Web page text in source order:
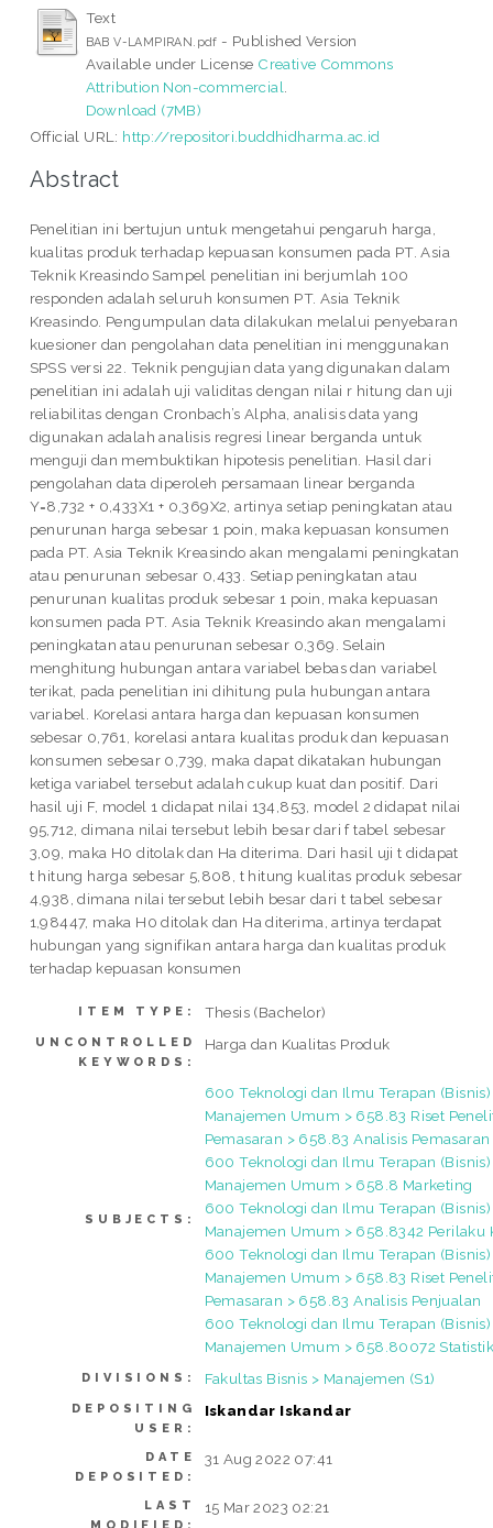
Text
BAB V-LAMPIRAN.pdf - Published Version
Available under License Creative Commons
Attribution Non-commercial
Download (7MB)
Official URL: http://repositori.buddhidharma.ac.id
Abstract
Penelitian ini bertujun untuk mengetahui pengaruh harga,
kualitas produk terhadap kepuasan konsumen pada PT. Asia
Teknik Kreasindo Sampel penelitian ini berjumlah 100
responden adalah seluruh konsumen PT. Asia Teknik
Kreasindo. Pengumpulan data dilakukan melalui penyebaran
kuesioner dan pengolahan data penelitian ini menggunakan
SPSS versi 22. Teknik pengujian data yang digunakan dalam
penelitian ini adalah uji validitas dengan nilai r hitung dan uji
reliabilitas dengan Cronbach’s Alpha, analisis data yang
digunakan adalah analisis regresi linear berganda untuk
menguji dan membuktikan hipotesis penelitian. Hasil dari
pengolahan data diperoleh persamaan linear berganda
Y=8,732 + 0,433X1 + 0,369X2, artinya setiap peningkatan atau
penurunan harga sebesar 1 poin, maka kepuasan konsumen
pada PT. Asia Teknik Kreasindo akan mengalami peningkatan
atau penurunan sebesar 0,433. Setiap peningkatan atau
penurunan kualitas produk sebesar 1 poin, maka kepuasan
konsumen pada PT. Asia Teknik Kreasindo akan mengalami
peningkatan atau penurunan sebesar 0,369. Selain
menghitung hubungan antara variabel bebas dan variabel
terikat, pada penelitian ini dihitung pula hubungan antara
variabel. Korelasi antara harga dan kepuasan konsumen
sebesar 0,761, korelasi antara kualitas produk dan kepuasan
konsumen sebesar 0,739, maka dapat dikatakan hubungan
ketiga variabel tersebut adalah cukup kuat dan positif. Dari
hasil uji F, model 1 didapat nilai 134,853, model 2 didapat nilai
95,712, dimana nilai tersebut lebih besar dari f tabel sebesar
3,09, maka H0 ditolak dan Ha diterima. Dari hasil uji t didapat
t hitung harga sebesar 5,808, t hitung kualitas produk sebesar
4,938, dimana nilai tersebut lebih besar dari t tabel sebesar
1,98447, maka H0 ditolak dan Ha diterima, artinya terdapat
hubungan yang signifikan antara harga dan kualitas produk
terhadap kepuasan konsumen
ITEM TYPE: Thesis (Bachelor)
UNCONTROLLED
KEYWORDS:
Harga dan Kualitas Produk
SUBJECTS:
600 Teknologi dan Ilmu Terapan
Manajemen Umum > 658.83 Riset
Pemasaran > 658.83 Analisis Pemasaran
600 Teknologi dan Ilmu Terapan
Manajemen Umum > 658.8 Marketing
600 Teknologi dan Ilmu Terapan
Manajemen Umum > 658.8342 Perilaku
600 Teknologi dan Ilmu Terapan
Manajemen Umum > 658.83 Riset
Pemasaran > 658.83 Analisis Penjualan
600 Teknologi dan Ilmu Terapan
Manajemen Umum > 658.80072
DIVISIONS: Fakultas Bisnis > Manajemen (S1)
DEPOSITING
USER:
Iskandar Iskandar
DATE
DEPOSITED:
31 Aug 2022 07:41
LAST
MODIFIED:
15 Mar 2023 02:21